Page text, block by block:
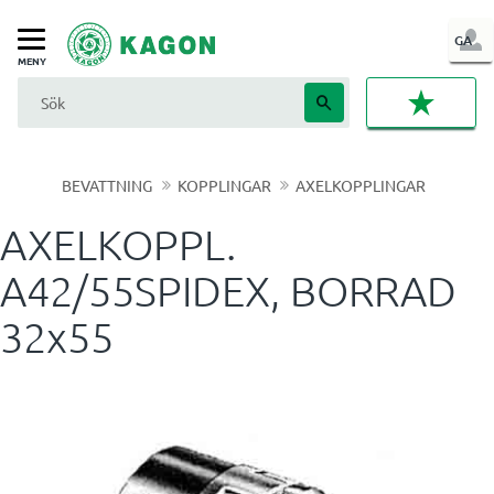
Meny
GA
IN
BEVATTNING KOPPLINGAR AXELKOPPLINGAR
AXELKOPPL.
A42/55SPIDEX, BORRAD
32x55